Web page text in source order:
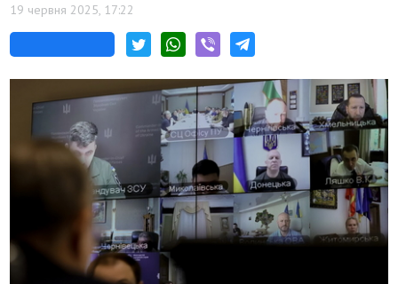
19 червня 2025, 17:22